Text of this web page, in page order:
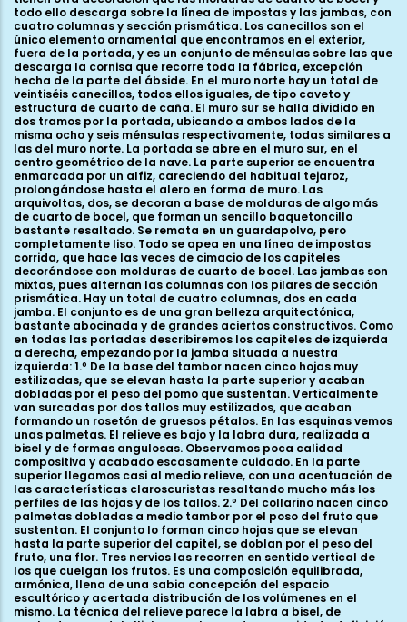
todo ello descarga sobre la línea de impostas y las jambas, con
cuatro columnas y sección prismática. Los canecillos son el
único elemento ornamental que encontramos en el exterior,
fuera de la portada, y es un conjunto de ménsulas sobre las que
descarga la cornisa que recorre toda la fábrica, excepción
hecha de la parte del ábside. En el muro norte hay un total de
veintiséis canecillos, todos ellos iguales, de tipo caveto y
estructura de cuarto de caña. El muro sur se halla dividido en
dos tramos por la portada, ubicando a ambos lados de la
misma ocho y seis ménsulas respectivamente, todas similares a
las del muro norte. La portada se abre en el muro sur, en el
centro geométrico de la nave. La parte superior se encuentra
enmarcada por un alfiz, careciendo del habitual tejaroz,
prolongándose hasta el alero en forma de muro. Las
arquivoltas, dos, se decoran a base de molduras de algo más
de cuarto de bocel, que forman un sencillo baquetoncillo
bastante resaltado. Se remata en un guardapolvo, pero
completamente liso. Todo se apea en una línea de impostas
corrida, que hace las veces de cimacio de los capiteles
decorándose con molduras de cuarto de bocel. Las jambas son
mixtas, pues alternan las columnas con los pilares de sección
prismática. Hay un total de cuatro columnas, dos en cada
jamba. El conjunto es de una gran belleza arquitectónica,
bastante abocinada y de grandes aciertos constructivos. Como
en todas las portadas describiremos los capiteles de izquierda
a derecha, empezando por la jamba situada a nuestra
izquierda: 1.º De la base del tambor nacen cinco hojas muy
estilizadas, que se elevan hasta la parte superior y acaban
dobladas por el peso del pomo que sustentan. Verticalmente
van surcadas por dos tallos muy estilizados, que acaban
formando un rosetón de gruesos pétalos. En las esquinas vemos
unas palmetas. El relieve es bajo y la labra dura, realizada a
bisel y de formas angulosas. Observamos poca calidad
compositiva y acabado escasamente cuidado. En la parte
superior llegamos casi al medio relieve, con una acentuación de
las características claroscuristas resaltando mucho más los
perfiles de las hojas y de los tallos. 2.º Del collarino nacen cinco
palmetas dobladas a medio tambor por el poso del fruto que
sustentan. El conjunto lo forman cinco hojas que se elevan
hasta la parte superior del capitel, se doblan por el peso del
fruto, una flor. Tres nervios las recorren en sentido vertical de
los que cuelgan los frutos. Es una composición equilibrada,
armónica, llena de una sabia concepción del espacio
escultórico y acertada distribución de los volúmenes en el
mismo. La técnica del relieve parece la labra a bisel, de